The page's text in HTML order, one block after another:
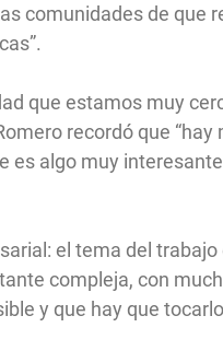
comunidades de que
que estamos muy
recordó que
es algo muy
el tema del
compleja, con
y que hay que